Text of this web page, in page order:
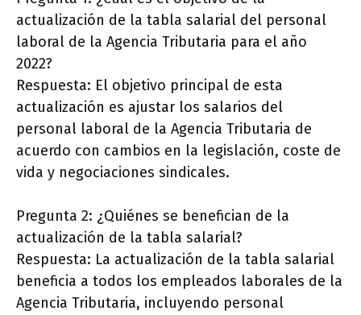
actualización de la tabla salarial del personal
laboral de la Agencia Tributaria para el año
2022?
Respuesta: El objetivo principal de esta
actualización es ajustar los salarios del
personal laboral de la Agencia Tributaria de
acuerdo con cambios en la legislación, coste de
vida y negociaciones sindicales.
Pregunta 2: ¿Quiénes se benefician de la
actualización de la tabla salarial?
Respuesta: La actualización de la tabla salarial
beneficia a todos los empleados laborales de la
Agencia Tributaria, incluyendo personal